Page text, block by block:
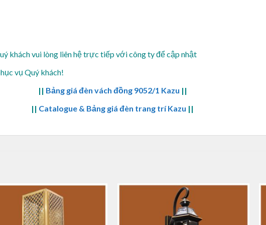
khách vui lòng liên hệ trực tiếp với công ty để cập nhật
vụ Quý khách!
|| Bảng giá đèn vách đồng 9052/1 Kazu ||
|| Catalogue & Bảng giá đèn trang trí Kazu ||